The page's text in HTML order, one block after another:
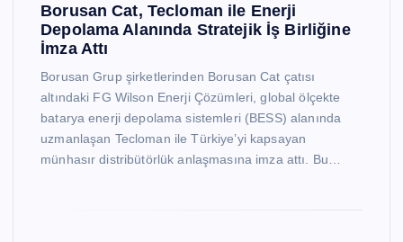
Borusan Cat, Tecloman ile Enerji
Depolama Alanında Stratejik İş Birliğine
İmza Attı
Borusan Grup şirketlerinden Borusan Cat çatısı
altındaki FG Wilson Enerji Çözümleri, global ölçekte
batarya enerji depolama sistemleri (BESS) alanında
uzmanlaşan Tecloman ile Türkiye’yi kapsayan
münhasır distribütörlük anlaşmasına imza attı. Bu…